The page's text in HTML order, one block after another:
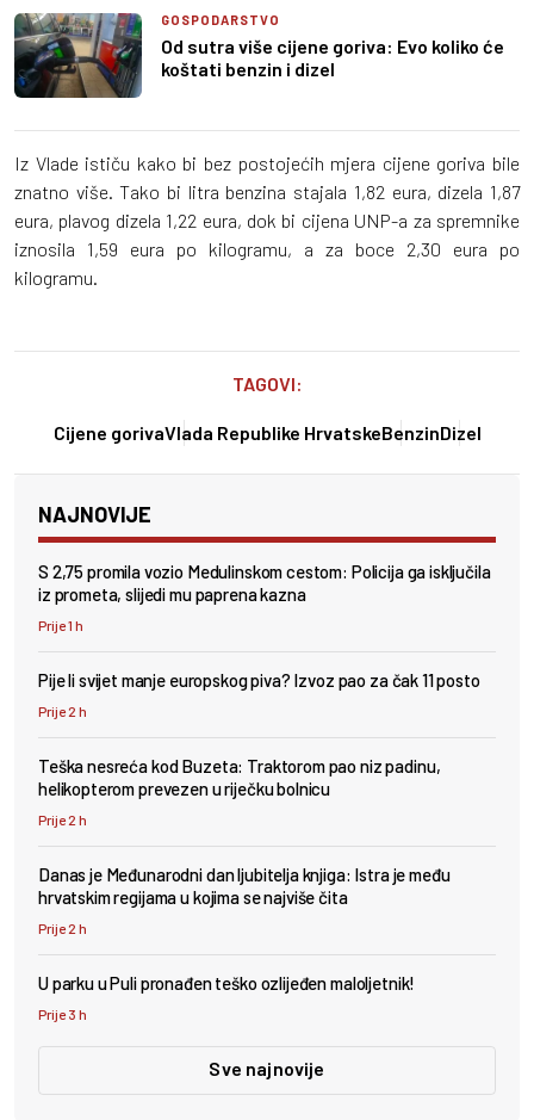
GOSPODARSTVO
Od sutra više cijene goriva: Evo koliko će
koštati benzin i dizel
Iz Vlade ističu kako bi bez postojećih mjera cijene goriva bile
znatno više. Tako bi litra benzina stajala 1,82 eura, dizela 1,87
eura, plavog dizela 1,22 eura, dok bi cijena UNP-a za spremnike
iznosila 1,59 eura po kilogramu, a za boce 2,30 eura po
kilogramu.
TAGOVI:
Cijene gorivaVlada Republike HrvatskeBenzinDizel
NAJNOVIJE
S 2,75 promila vozio Medulinskom cestom: Policija ga isključila
iz prometa, slijedi mu paprena kazna
Prije 1 h
Pije li svijet manje europskog piva? Izvoz pao za čak 11 posto
Prije 2 h
Teška nesreća kod Buzeta: Traktorom pao niz padinu,
helikopterom prevezen u riječku bolnicu
Prije 2 h
Danas je Međunarodni dan ljubitelja knjiga: Istra je među
hrvatskim regijama u kojima se najviše čita
Prije 2 h
U parku u Puli pronađen teško ozlijeđen maloljetnik!
Prije 3 h
Sve najnovije